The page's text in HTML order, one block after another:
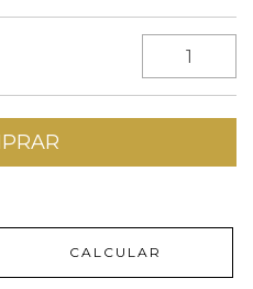
CALCULAR